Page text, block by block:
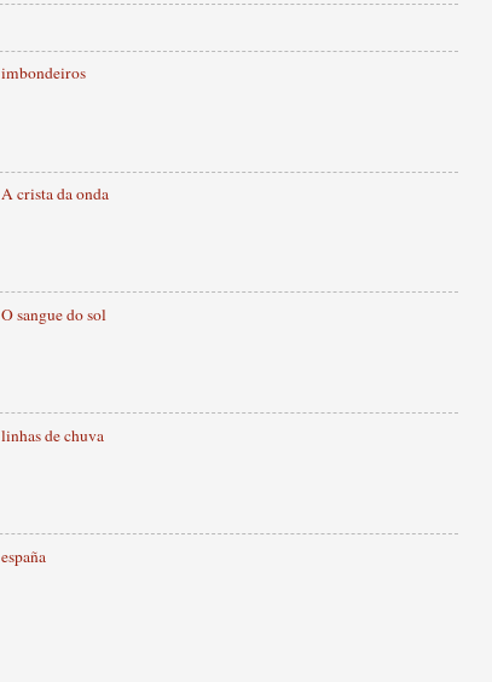
imbondeiros
A crista da onda
O sangue do sol
linhas de chuva
españa